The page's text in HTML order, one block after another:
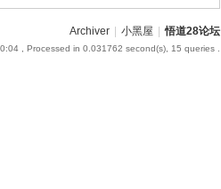
Archiver 小黑屋 悟道28论坛
, Processed in 0.031762 second(s), 15 queries .